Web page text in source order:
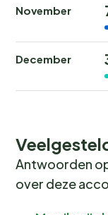
November
December
Antwoorden
over deze